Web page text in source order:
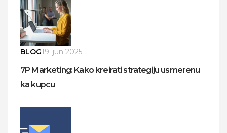
BLOG19. jun 2025.
7P Marketing: Kako kreirati strategiju usmerenu
ka kupcu